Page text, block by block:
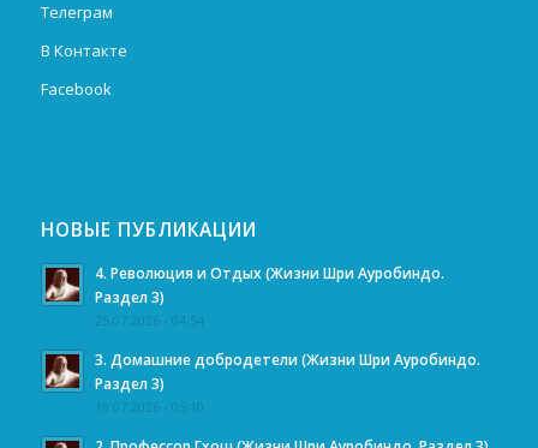
Телеграм
В Контакте
Facebook
НОВЫЕ ПУБЛИКАЦИИ
4. Революция и Отдых (Жизни Шри Ауробиндо.
Раздел 3)
25.07.2026 - 04:54
3. Домашние добродетели (Жизни Шри Ауробиндо.
Раздел 3)
19.07.2026 - 05:10